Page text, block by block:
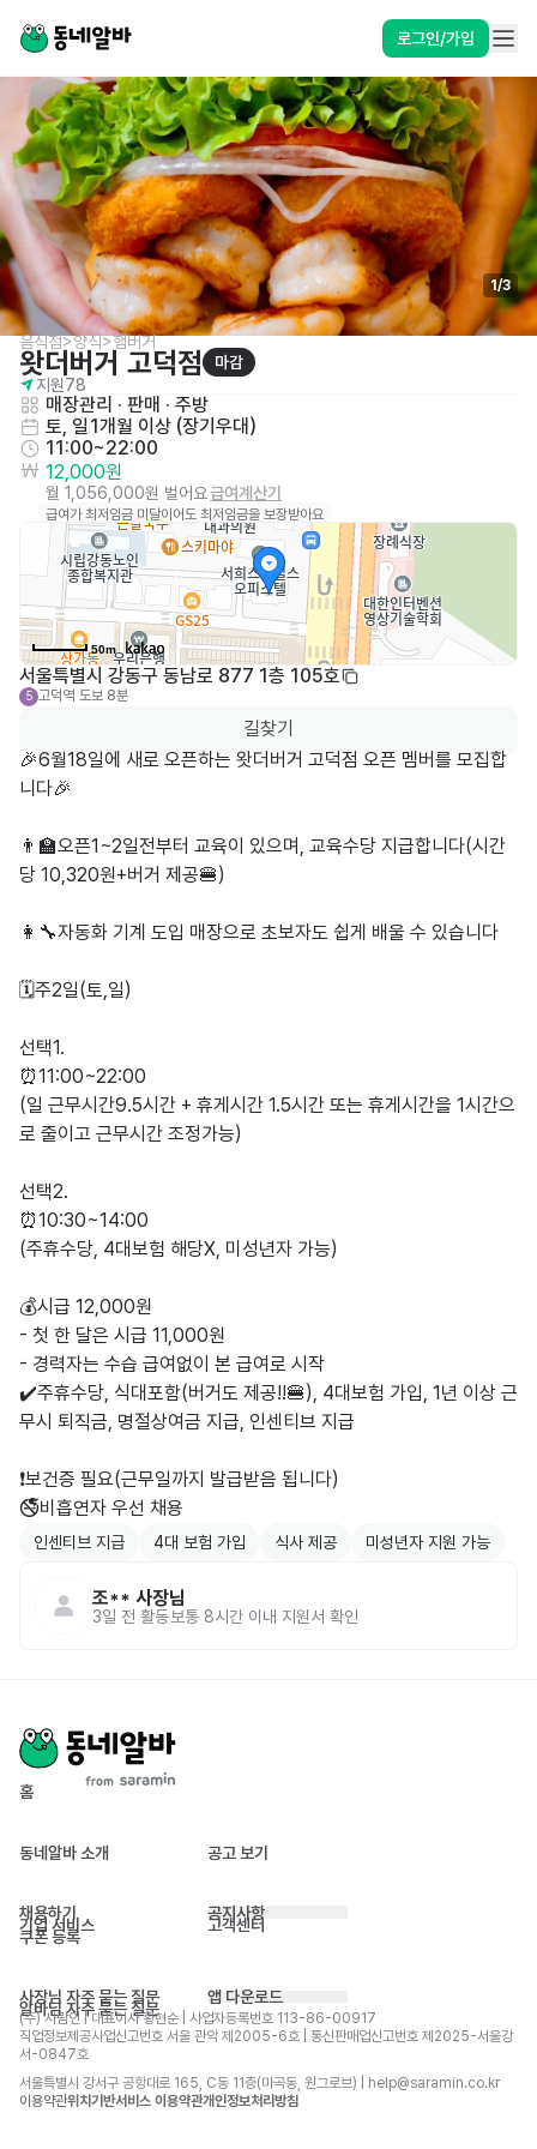
로그인/가입
1/3
음식점>양식>햄버거
왓더버거 고덕점
마감
지원78
매장관리 · 판매 · 주방
토, 일1개월 이상 (장기우대)
11:00~22:00
12,000원
월 1,056,000원 벌어요급여계산기
급여가 최저임금 미달이어도 최저임금을 보장받아요
50m
서울특별시 강동구 동남로 877 1층 105호
5 고덕역 도보 8분
길찾기
🎉6월18일에 새로 오픈하는 왓더버거 고덕점 오픈 멤버를 모집합
니다🎉
👨‍🏫오픈1~2일전부터 교육이 있으며, 교육수당 지급합니다(시간
당 10,320원+버거 제공🍔)
👩‍🔧자동화 기계 도입 매장으로 초보자도 쉽게 배울 수 있습니다
🗓주2일(토,일)
선택1.
⏰️11:00~22:00
(일 근무시간9.5시간 + 휴게시간 1.5시간 또는 휴게시간을 1시간으
로 줄이고 근무시간 조정가능)
선택2.
⏰️10:30~14:00
(주휴수당, 4대보험 해당X, 미성년자 가능)
💰시급 12,000원
- 첫 한 달은 시급 11,000원
- 경력자는 수습 급여없이 본 급여로 시작
✔️주휴수당, 식대포함(버거도 제공!!🍔), 4대보험 가입, 1년 이상 근
무시 퇴직금, 명절상여금 지급, 인센티브 지급
❗️보건증 필요(근무일까지 발급받음 됩니다)
인센티브 지급 4대 보험 가입 식사 제공 미성년자 지원 가능
조** 사장님
3일 전 활동보통 8시간 이내 지원서 확인
홈
동네알바 소개 공고 보기
채용하기
기업 서비스
쿠폰 등록
공지사항
고객센터
사장님 자주 묻는 질문
알바님 자주 묻는 질문
앱 다운로드
(주) 사람인 | 대표이사 황현순 | 사업자등록번호 113-86-00917
직업정보제공사업신고번호 서울 관악 제2005-6호 | 통신판매업신고번호 제2025-서울강
서-0847호
서울특별시 강서구 공항대로 165, C동 11층(마곡동, 원그로브) | help@saramin.co.kr
이용약관위치기반서비스 이용약관개인정보처리방침